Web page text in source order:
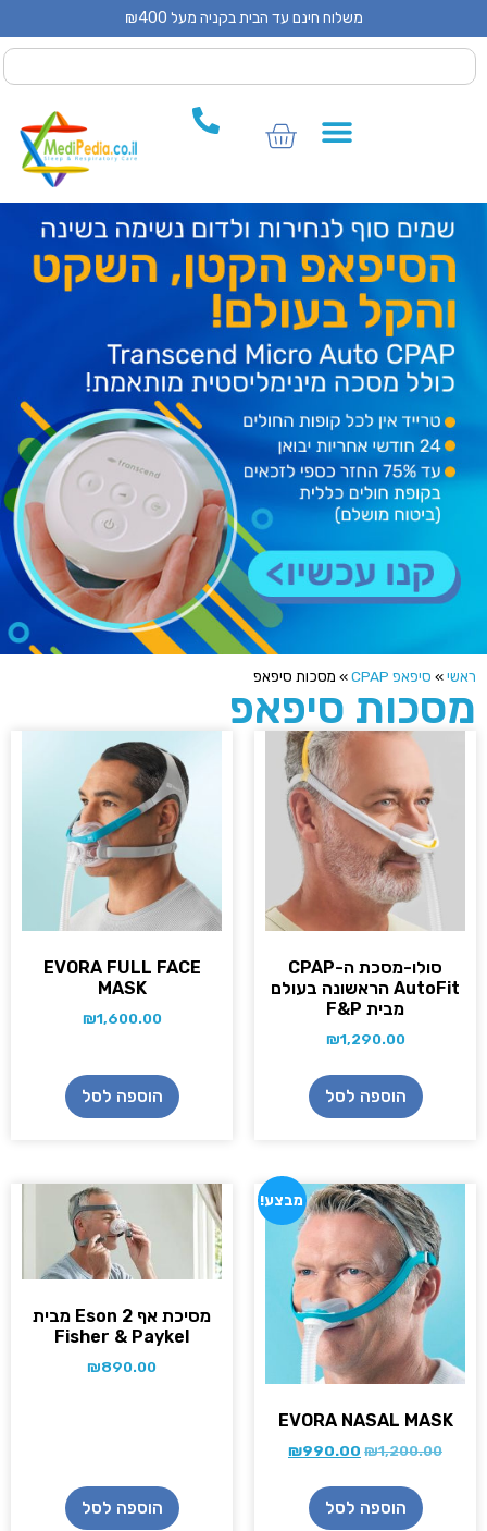
משלוח חינם עד הבית בקניה מעל ₪400
»סיפאפ CPAP »מסכות סיפאפ
סיפאפ
סולו-מסכת ה-CPAP
AutoFit הראשונה בעולם
מבית F&P
₪1,290.00
הוספה לסל
EVORA FULL FACE
MASK
₪1,600.00
הוספה לסל
מבצע!
EVORA NASAL MASK
₪1,200.00
₪990.00
הוספה לסל
מסיכת אף Eson 2 מבית
Fisher & Paykel
₪890.00
הוספה לסל